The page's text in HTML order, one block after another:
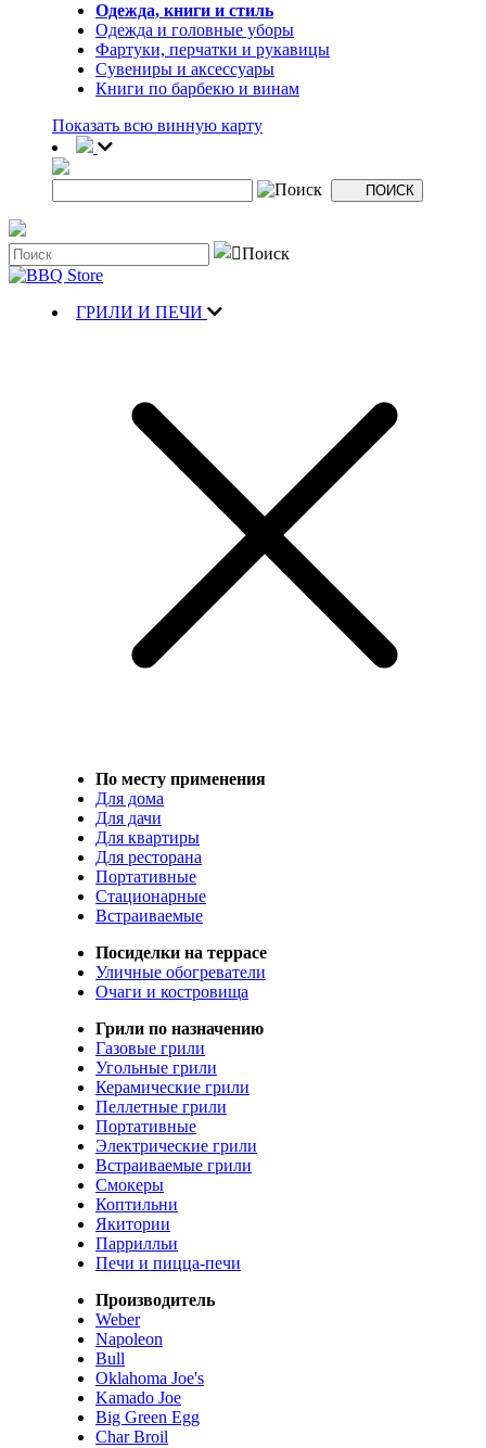
Одежда, книги и стиль
Одежда и головные уборы
Фартуки, перчатки и рукавицы
Сувениры и аксессуары
Книги по барбекю и винам
Показать всю винную карту
ГРИЛИ И ПЕЧИ
По месту применения
Для дома
Для дачи
Для квартиры
Для ресторана
Портативные
Стационарные
Встраиваемые
Посиделки на террасе
Уличные обогреватели
Очаги и костровища
Грили по назначению
Газовые грили
Угольные грили
Керамические грили
Пеллетные грили
Портативные
Электрические грили
Встраиваемые грили
Смокеры
Коптильни
Якитории
Паррилльи
Печи и пицца-печи
Производитель
Weber
Napoleon
Bull
Oklahoma Joe's
Kamado Joe
Big Green Egg
Char Broil